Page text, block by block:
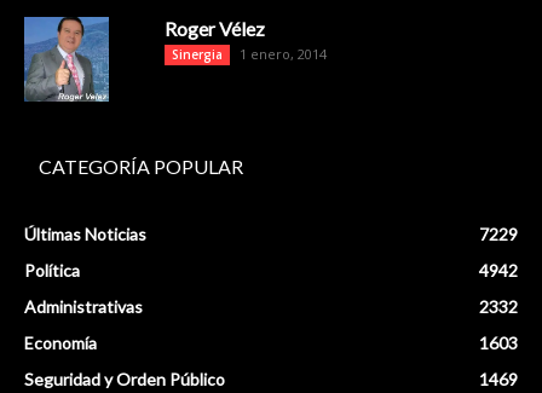
Roger Vélez
Sinergia 1 enero, 2014
CATEGORÍA POPULAR
Últimas Noticias
7229
Política
4942
Administrativas
2332
Economía
1603
Seguridad y Orden Público
1469